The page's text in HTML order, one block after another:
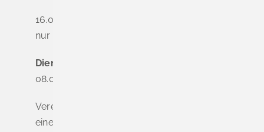
16.00 - 18.00 Uhr
nur nach Terminvereinbarung
Dienstag - Freitag
08.00 - 12.00 Uhr
Vereinbaren Sie online oder telefonisch
einen Termin, um Wartezeiten zu